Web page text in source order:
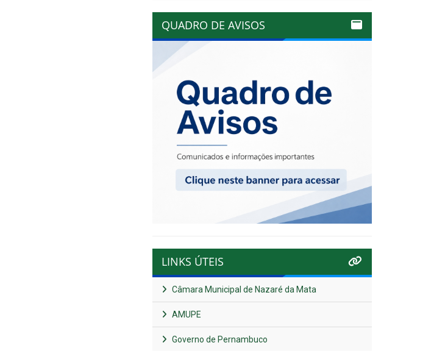
QUADRO DE AVISOS
LINKS ÚTEIS
Câmara Municipal de Nazaré da Mata
AMUPE
Governo de Pernambuco